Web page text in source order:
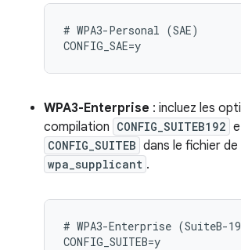
# WPA3-Personal (SAE)
WPA3-Enterprise : incluez les
compilation CONFIG_SUITEB192
CONFIG_SUITEB dans le fichier
wpa_supplicant .
# WPA3-Enterprise (SuiteB-
CONFIG_SUITEB=y